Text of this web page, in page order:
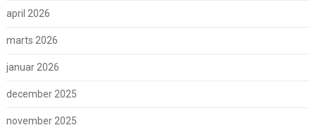
april 2026
marts 2026
januar 2026
december 2025
november 2025